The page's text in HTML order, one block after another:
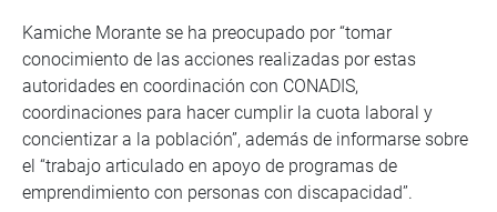
Kamiche Morante se ha preocupado por “tomar
conocimiento de las acciones realizadas por estas
autoridades en coordinación con CONADIS,
coordinaciones para hacer cumplir la cuota laboral y
concientizar a la población”, además de informarse sobre
el “trabajo articulado en apoyo de programas de
emprendimiento con personas con discapacidad”.